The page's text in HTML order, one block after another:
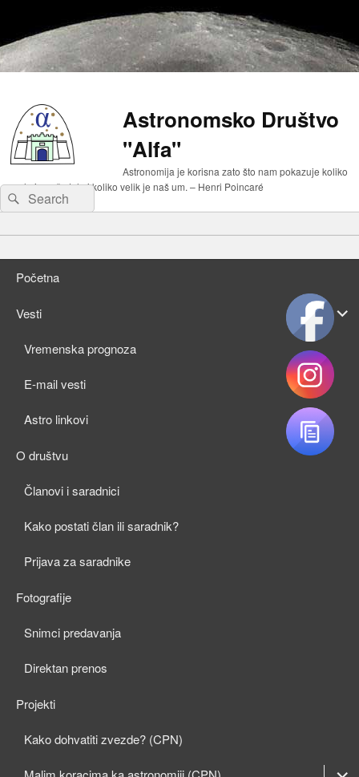
Astronomsko Društvo
"Alfa"
Astronomija je korisna zato što nam pokazuje koliko
malo je naše telo i koliko velik je naš um. – Henri Poincaré
Search
for:
Search
menuSkip
content
Skip
to
Početna
Vesti
child
menu
Vremenska prognoza
E-mail vesti
Astro linkovi
O društvu
child
menu
Članovi i saradnici
Kako postati član ili saradnik?
Prijava za saradnike
Fotografije
Snimci predavanja
Direktan prenos
Projekti
Kako dohvatiti zvezde? (CPN)